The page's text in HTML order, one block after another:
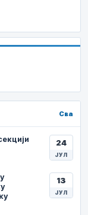
Сва
24
ЈУЛ
13
ЈУЛ